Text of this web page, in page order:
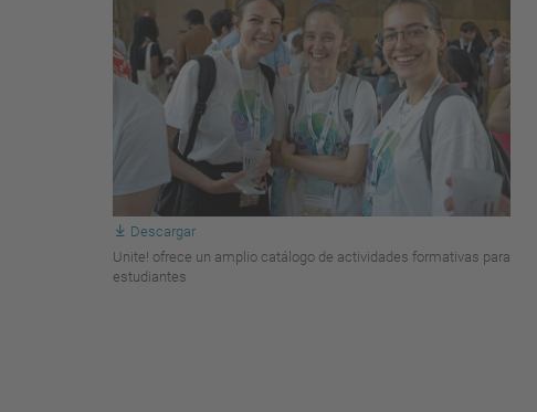
Descargar
Unite! ofrece un amplio catálogo de actividades formativas para
estudiantes